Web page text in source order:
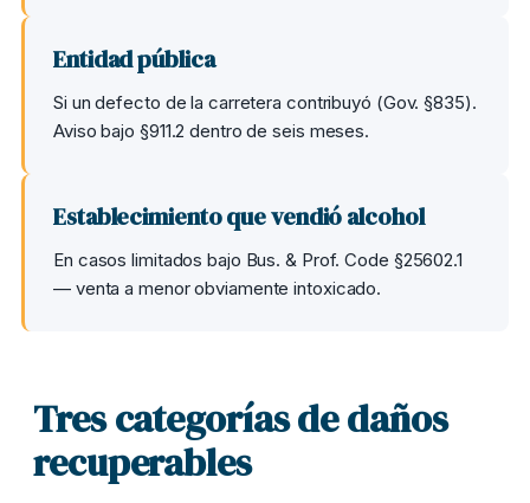
Entidad pública
Si un defecto de la carretera contribuyó (Gov. §835).
Aviso bajo §911.2 dentro de seis meses.
Establecimiento que vendió alcohol
En casos limitados bajo Bus. & Prof. Code §25602.1
— venta a menor obviamente intoxicado.
Tres categorías de daños
recuperables